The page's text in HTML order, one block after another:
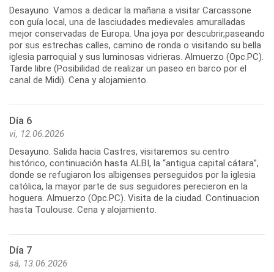
Desayuno. Vamos a dedicar la mañana a visitar Carcassone
con guía local, una de lasciudades medievales amuralladas
mejor conservadas de Europa. Una joya por descubrir,paseando
por sus estrechas calles, camino de ronda o visitando su bella
iglesia parroquial y sus luminosas vidrieras. Almuerzo (Opc.PC).
Tarde libre (Posibilidad de realizar un paseo en barco por el
canal de Midi). Cena y alojamiento.
Día 6
vi, 12.06.2026
Desayuno. Salida hacia Castres, visitaremos su centro
histórico, continuación hasta ALBI, la “antigua capital cátara”,
donde se refugiaron los albigenses perseguidos por la iglesia
católica, la mayor parte de sus seguidores perecieron en la
hoguera. Almuerzo (Opc.PC). Visita de la ciudad. Continuacion
hasta Toulouse. Cena y alojamiento.
Día 7
sá, 13.06.2026